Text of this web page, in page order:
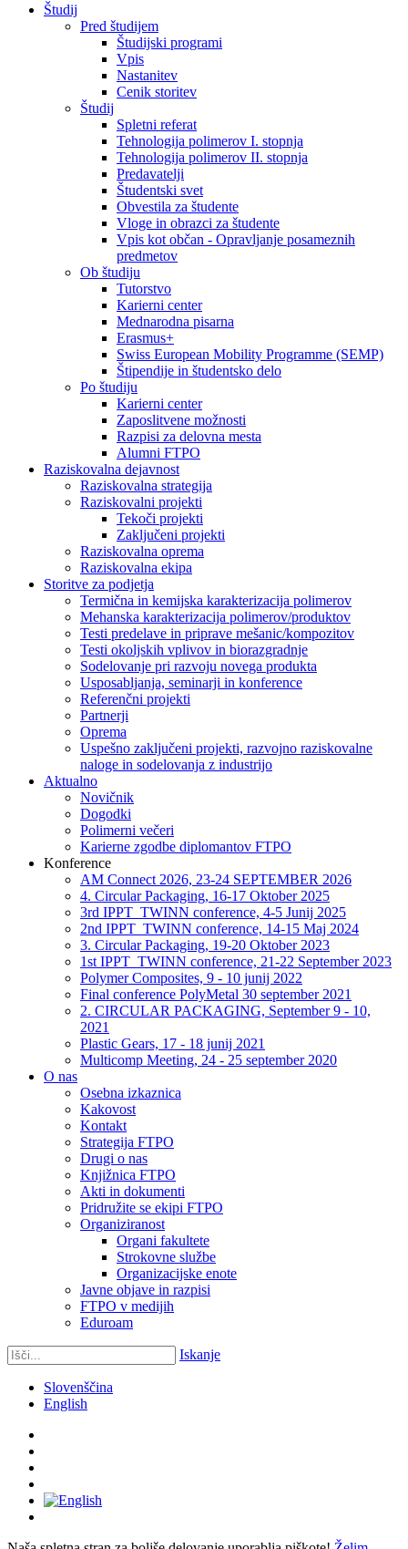
Študij
Pred študijem
Študijski programi
Vpis
Nastanitev
Cenik storitev
Študij
Spletni referat
Tehnologija polimerov I. stopnja
Tehnologija polimerov II. stopnja
Predavatelji
Študentski svet
Obvestila za študente
Vloge in obrazci za študente
Vpis kot občan - Opravljanje posameznih
predmetov
Ob študiju
Tutorstvo
Karierni center
Mednarodna pisarna
Erasmus+
Swiss European Mobility Programme (SEMP)
Štipendije in študentsko delo
Po študiju
Karierni center
Zaposlitvene možnosti
Razpisi za delovna mesta
Alumni FTPO
Raziskovalna dejavnost
Raziskovalna strategija
Raziskovalni projekti
Tekoči projekti
Zaključeni projekti
Raziskovalna oprema
Raziskovalna ekipa
Storitve za podjetja
Termična in kemijska karakterizacija polimerov
Mehanska karakterizacija polimerov/produktov
Testi predelave in priprave mešanic/kompozitov
Testi okoljskih vplivov in biorazgradnje
Sodelovanje pri razvoju novega produkta
Usposabljanja, seminarji in konference
Referenčni projekti
Partnerji
Oprema
Uspešno zaključeni projekti, razvojno raziskovalne
naloge in sodelovanja z industrijo
Aktualno
Novičnik
Dogodki
Polimerni večeri
Karierne zgodbe diplomantov FTPO
Konference
AM Connect 2026, 23-24 SEPTEMBER 2026
4. Circular Packaging, 16-17 Oktober 2025
3rd IPPT_TWINN conference, 4-5 Junij 2025
2nd IPPT_TWINN conference, 14-15 Maj 2024
3. Circular Packaging, 19-20 Oktober 2023
1st IPPT_TWINN conference, 21-22 September 2023
Polymer Composites, 9 - 10 junij 2022
Final conference PolyMetal 30 september 2021
2. CIRCULAR PACKAGING, September 9 - 10,
2021
Plastic Gears, 17 - 18 junij 2021
Multicomp Meeting, 24 - 25 september 2020
O nas
Osebna izkaznica
Kakovost
Kontakt
Strategija FTPO
Drugi o nas
Knjižnica FTPO
Akti in dokumenti
Pridružite se ekipi FTPO
Organiziranost
Organi fakultete
Strokovne službe
Organizacijske enote
Javne objave in razpisi
FTPO v medijih
Eduroam
Iskanje
Slovenščina
English